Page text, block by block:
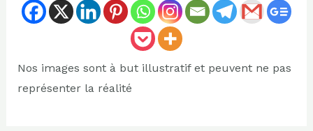
Nos images sont à but illustratif et peuvent ne pas
représenter la réalité